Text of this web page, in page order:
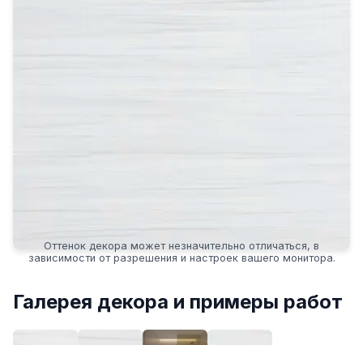
Оттенок декора может незначительно отличаться, в
зависимости от разрешения и настроек вашего монитора.
Галерея декора и примеры работ